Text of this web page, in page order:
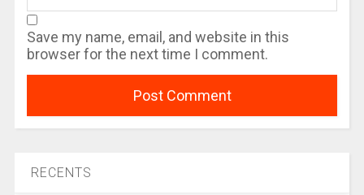
Save my name, email, and website in this
browser for the next time I comment.
RECENTS